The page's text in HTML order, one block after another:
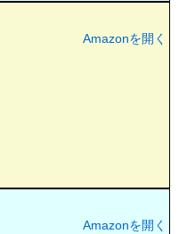
Amazonを開く
Amazonを開く